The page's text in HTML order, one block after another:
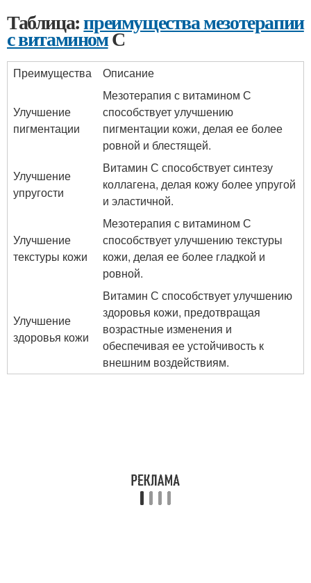
Таблица:преимущества мезотерапии
с витаминомС
Преимущества Описание
Улучшение
пигментации
Мезотерапия с витамином С
способствует улучшению
пигментации кожи, делая ее более
ровной и блестящей.
Улучшение
упругости
Витамин С способствует синтезу
коллагена, делая кожу более упругой
и эластичной.
Улучшение
текстуры кожи
Мезотерапия с витамином С
способствует улучшению текстуры
кожи, делая ее более гладкой и
ровной.
Улучшение
здоровья кожи
Витамин С способствует улучшению
здоровья кожи, предотвращая
возрастные изменения и
обеспечивая ее устойчивость к
внешним воздействиям.